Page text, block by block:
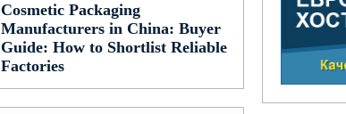
Cosmetic Packaging
Manufacturers in China: Buyer
Guide: How to Shortlist Reliable
Factories